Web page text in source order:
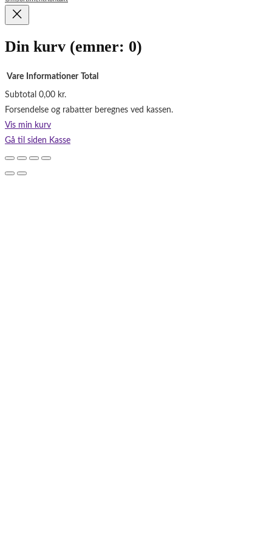
Din kurv (emner: 0)
Varer
i
indkøbskurv
Vare Informationer Total
Subtotal 0,00 kr.
Forsendelse og rabatter beregnes ved kassen.
Vis min kurv
Gå til siden Kasse